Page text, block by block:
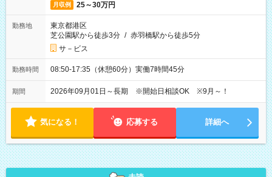
月収例 25～30万円
勤務地
東京都港区
芝公園駅から徒歩3分 / 赤羽橋駅から徒歩5分
サ－ビス
勤務時間 08:50-17:35（休憩60分）実働7時間45分
期間 2026年09月01日～長期 ※開始日相談OK ※9月～！
気になる！ 応募する 詳細へ